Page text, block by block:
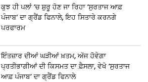
ਕੁਝ ਹੀ ਪਲਾਂ ‘ਚ ਸ਼ੁਰੂ ਹੋਣ ਜਾ ਰਿਹਾ ‘ਸੁਰਤਾਜ ਆਫ਼
ਪੰਜਾਬ’ ਦਾ ਗ੍ਰੈਂਡ ਫਿਨਾਲੇ, ਇਹ ਸਿਤਾਰੇ ਕਰਨਗੇ
ਪਰਫਾਰਮ
ਇੰਤਜ਼ਾਰ ਦੀਆਂ ਘੜੀਆਂ ਖ਼ਤਮ, ਅੱਜ ਹੋਵੇਗਾ
ਪ੍ਰਤੀਭਾਗੀਆਂ ਦੀ ਕਿਸਮਤ ਦਾ ਫ਼ੈਸਲਾ, ਵੇਖੋ ‘ਸੁਰਤਾਜ
ਆਫ਼ ਪੰਜਾਬ’ ਦਾ ਗ੍ਰੈਂਡ ਫਿਨਾਲੇ